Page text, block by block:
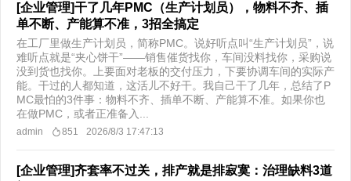
[企业管理]干了几年PMC（生产计划员），物料不齐、插
单不断、产能算不准，3招全搞定
在工厂里做生产计划员，简称PMC。说好听点叫“生产计划员”，说
难听点就是“夹心饼干”——销售催货找你，车间没料找你，采购说
没到货也找你。上要面对老板的交付压力，下要协调车间的实际产
能。干过的人都知道，这活儿不好干。我自己干了几年，总结了P
MC最怕的3件事：物料不齐、插单不断、产能算不准。如果你也
在做PMC，或者正准备入...
admin 851 2026/8/3 17:47:13
[企业管理]齐套率不过关，排产就是排寂寞：治理缺料3道